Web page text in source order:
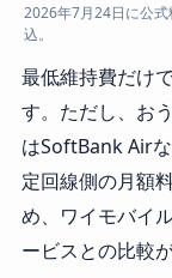
2026年7月24日に公
込。
最低維持費だけ
す。ただし、お
はSoftBank Air
定回線側の月額
め、ワイモバイ
ービスとの比較